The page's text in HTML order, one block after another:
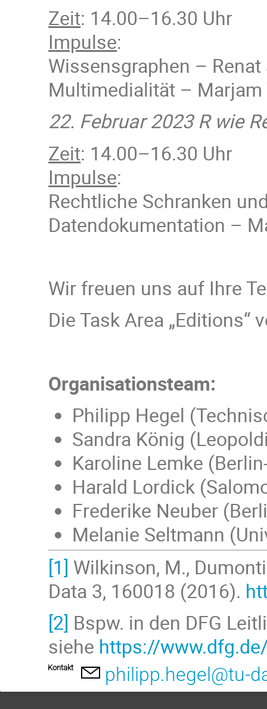
Zeit: 14.00–16.30 Uhr
Impulse:
Wissensgraphen –
Multimedialität –
22. Februar 2023 R wie
Zeit: 14.00–16.30 Uhr
Impulse:
Rechtliche Schranken
Datendokumentation –
Wir freuen uns auf Ihre
Die Task Area „Editions“
Organisationsteam:
Philipp Hegel
Sandra König
Karoline Lemke
Harald Lordick
Frederike Neuber
Melanie Seltmann
[1] Wilkinson, M.,
Data 3, 160018 (2016).
[2] Bspw. in den DFG
siehe https://
Kontakt philipp.hegel@tu-